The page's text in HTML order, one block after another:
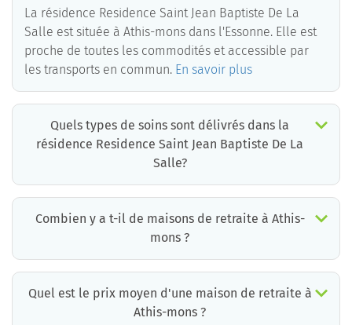
La résidence Residence Saint Jean Baptiste De La
Salle est située à Athis-mons dans l'Essonne. Elle est
proche de toutes les commodités et accessible par
les transports en commun. En savoir plus
Quels types de soins sont délivrés dans la
résidence Residence Saint Jean Baptiste De La
Salle?
Combien y a t-il de maisons de retraite à Athis-
mons ?
Quel est le prix moyen d'une maison de retraite à
Athis-mons ?